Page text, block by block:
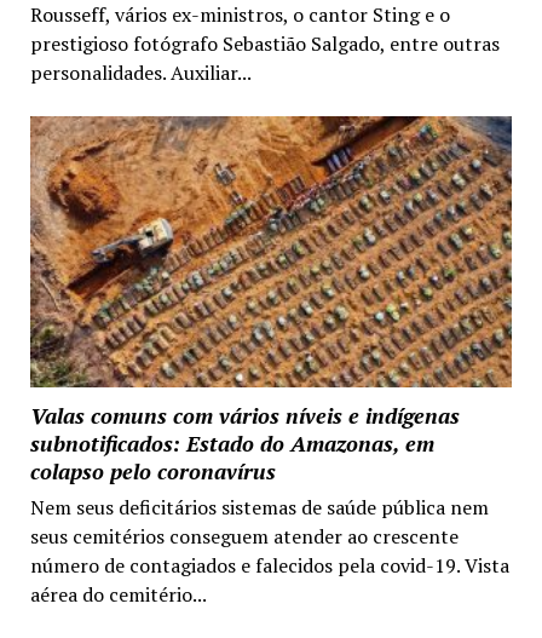
Rousseff, vários ex-ministros, o cantor Sting e o
prestigioso fotógrafo Sebastião Salgado, entre outras
personalidades. Auxiliar...
Valas comuns com vários níveis e indígenas
subnotificados: Estado do Amazonas, em
colapso pelo coronavírus
Nem seus deficitários sistemas de saúde pública nem
seus cemitérios conseguem atender ao crescente
número de contagiados e falecidos pela covid-19. Vista
aérea do cemitério...